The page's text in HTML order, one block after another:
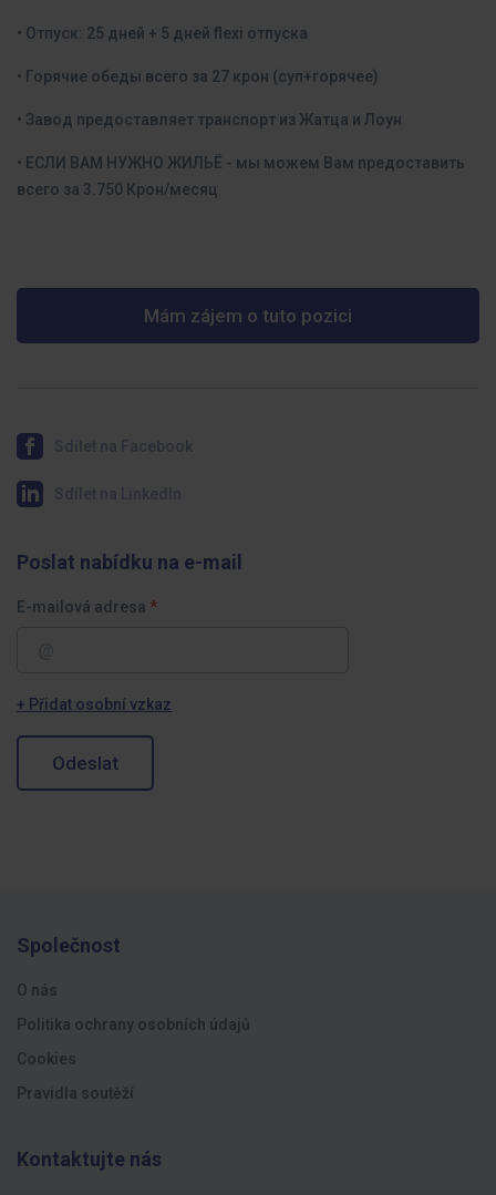
• Отпуск: 25 дней + 5 дней flexi отпуска
• Горячие обеды всего за 27 крон (суп+горячее)
• Завод предоставляет транспорт из Жатца и Лоун
• ЕСЛИ ВАМ НУЖНО ЖИЛЬЁ - мы можем Вам предоставить
всего за 3.750 Крон/месяц
Mám zájem o tuto pozici
Poslat nabídku na e-mail
E-mailová adresa
+ Přidat osobní vzkaz
Odeslat
Společnost
O nás
Politika ochrany osobních údajů
Cookies
Pravidla soutěží
Kontaktujte nás